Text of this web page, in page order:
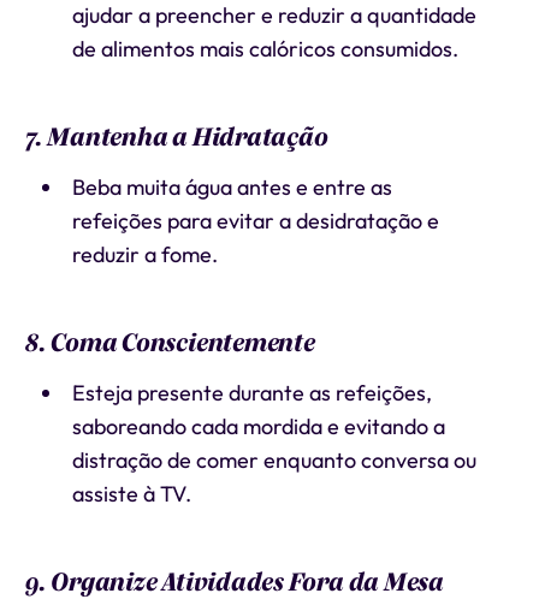
ajudar a preencher e reduzir a quantidade
de alimentos mais calóricos consumidos.
7. Mantenha a Hidratação
Beba muita água antes e entre as
refeições para evitar a desidratação e
reduzir a fome.
8. Coma Conscientemente
Esteja presente durante as refeições,
saboreando cada mordida e evitando a
distração de comer enquanto conversa ou
assiste à TV.
9. Organize Atividades Fora da Mesa